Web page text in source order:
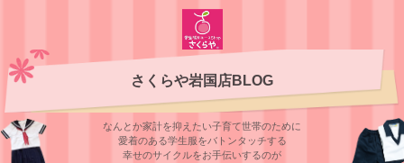
さくらや岩国店BLOG
なんとか家計を抑えたい子育て世帯のために
愛着のある学⽣服をバトンタッチする
幸せのサイクルをお⼿伝いするのが